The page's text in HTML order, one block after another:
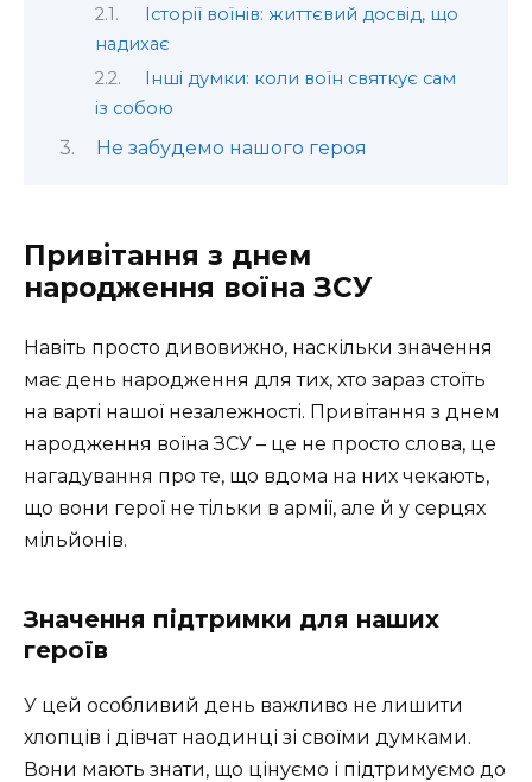
Історії воїнів: життєвий досвід, що
надихає
Інші думки: коли воїн святкує сам
із собою
Не забудемо нашого героя
Привітання з днем
народження воїна ЗСУ
Навіть просто дивовижно, наскільки значення
має день народження для тих, хто зараз стоїть
на варті нашої незалежності. Привітання з днем
народження воїна ЗСУ – це не просто слова, це
нагадування про те, що вдома на них чекають,
що вони герої не тільки в армії, але й у серцях
мільйонів.
Значення підтримки для наших
героїв
У цей особливий день важливо не лишити
хлопців і дівчат наодинці зі своїми думками.
Вони мають знати, що цінуємо і підтримуємо до